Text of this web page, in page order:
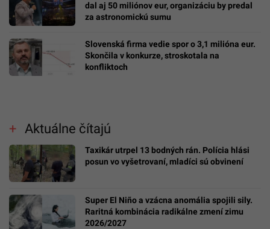
dal aj 50 miliónov eur, organizáciu by predal
za astronomickú sumu
Slovenská firma vedie spor o 3,1 milióna eur.
Skončila v konkurze, stroskotala na
konfliktoch
Aktuálne čítajú
Taxikár utrpel 13 bodných rán. Polícia hlási
posun vo vyšetrovaní, mladíci sú obvinení
Super El Niño a vzácna anomália spojili sily.
Raritná kombinácia radikálne zmení zimu
2026/2027